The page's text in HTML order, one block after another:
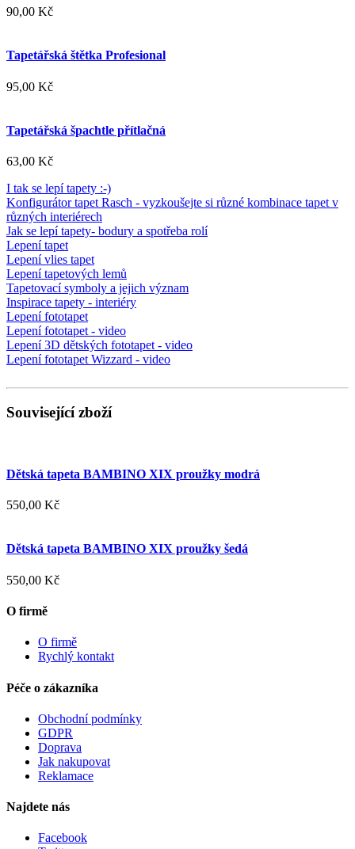
90,00 Kč
Tapetářská štětka Profesional
95,00 Kč
Tapetářská špachtle přítlačná
63,00 Kč
I tak se lepí tapety :-)
Konfigurátor tapet Rasch - vyzkoušejte si různé kombinace tapet v
různých interiérech
Jak se lepí tapety- bodury a spotřeba rolí
Lepení tapet
Lepení vlies tapet
Lepení tapetových lemů
Tapetovací symboly a jejich význam
Inspirace tapety - interiéry
Lepení fototapet
Lepení fototapet - video
Lepení 3D dětských fototapet - video
Lepení fototapet Wizzard - video
Související zboží
Dětská tapeta BAMBINO XIX proužky modrá
550,00 Kč
Dětská tapeta BAMBINO XIX proužky šedá
550,00 Kč
O firmě
O firmě
Rychlý kontakt
Péče o zákazníka
Obchodní podmínky
GDPR
Doprava
Jak nakupovat
Reklamace
Najdete nás
Facebook